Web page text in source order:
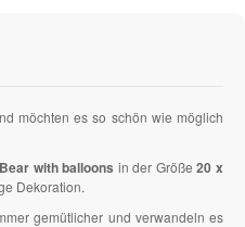
möchten es so schön wie möglich
Bear with balloons in der Größe20 x
Dekoration.
gemütlicher und verwandeln es